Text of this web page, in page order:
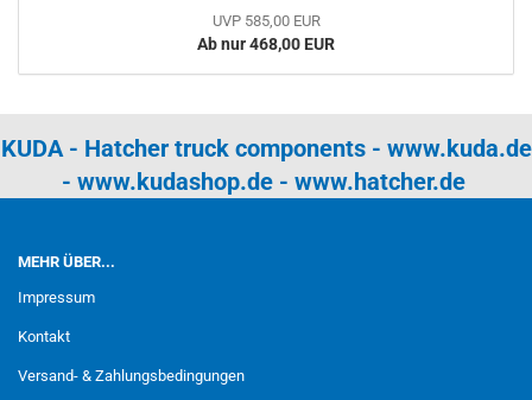
UVP 585,00 EUR
Ab nur 468,00 EUR
KUDA - Hatcher truck components - www.kuda.de
- www.kudashop.de- www.hatcher.de
MEHR ÜBER...
Impressum
Kontakt
Versand- & Zahlungsbedingungen